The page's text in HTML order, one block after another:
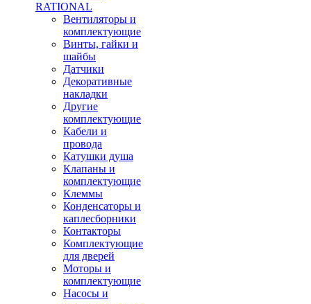
RATIONAL
Вентиляторы и
комплектующие
Винты, гайки и
шайбы
Датчики
Декоративные
накладки
Другие
комплектующие
Кабели и
провода
Катушки душа
Клапаны и
комплектующие
Клеммы
Конденсаторы и
каплесборники
Контакторы
Комплектующие
для дверей
Моторы и
комплектующие
Насосы и